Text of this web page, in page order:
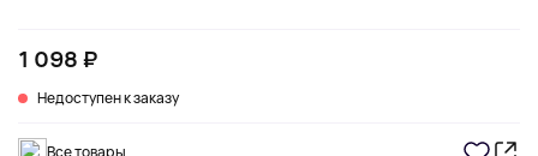
1 098 ₽
Недоступен к заказу
Все товары